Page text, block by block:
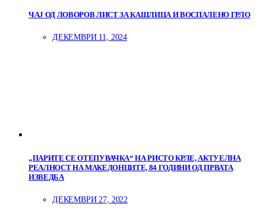
ЧАЈ ОД ЛОВОРОВ ЛИСТ ЗА КАШЛИЦА И ВОСПАЛЕНО ГРЛО
ДЕКЕМВРИ 11, 2024
„ПАРИТЕ СЕ ОТЕПУВАЧКА“ НА РИСТО КРЛЕ, АКТУЕЛНА
РЕАЛНОСТ НА МАКЕДОНЦИТЕ, 84 ГОДИНИ ОД ПРВАТА
ИЗВЕДБА
ДЕКЕМВРИ 27, 2022